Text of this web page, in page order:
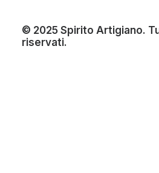
© 2025 Spirito Artigiano.
riservati.